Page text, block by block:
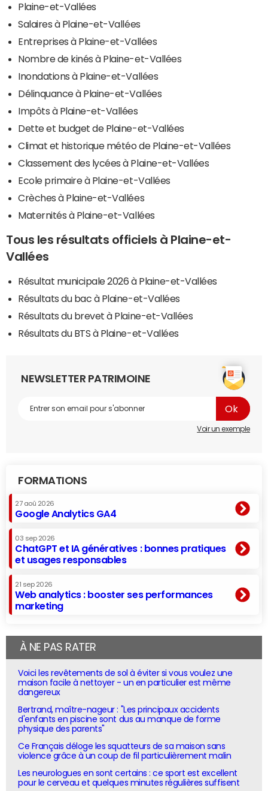
Plaine-et-Vallées
Salaires à Plaine-et-Vallées
Entreprises à Plaine-et-Vallées
Nombre de kinés à Plaine-et-Vallées
Inondations à Plaine-et-Vallées
Délinquance à Plaine-et-Vallées
Impôts à Plaine-et-Vallées
Dette et budget de Plaine-et-Vallées
Climat et historique météo de Plaine-et-Vallées
Classement des lycées à Plaine-et-Vallées
Ecole primaire à Plaine-et-Vallées
Crèches à Plaine-et-Vallées
Maternités à Plaine-et-Vallées
Tous les résultats officiels à Plaine-et-
Vallées
Résultat municipale 2026 à Plaine-et-Vallées
Résultats du bac à Plaine-et-Vallées
Résultats du brevet à Plaine-et-Vallées
Résultats du BTS à Plaine-et-Vallées
NEWSLETTER PATRIMOINE
Voir un exemple
FORMATIONS
27 aoû 2026
Google Analytics GA4
03 sep 2026
ChatGPT et IA génératives : bonnes pratiques
et usages responsables
21 sep 2026
Web analytics : booster ses performances
marketing
À NE PAS RATER
Voici les revêtements de sol à éviter si vous voulez une
maison facile à nettoyer - un en particulier est même
dangereux
Bertrand, maître-nageur : "Les principaux accidents
d'enfants en piscine sont dus au manque de forme
physique des parents"
Ce Français déloge les squatteurs de sa maison sans
violence grâce à un coup de fil particulièrement malin
Les neurologues en sont certains : ce sport est excellent
pour le cerveau et quelques minutes régulières suffisent